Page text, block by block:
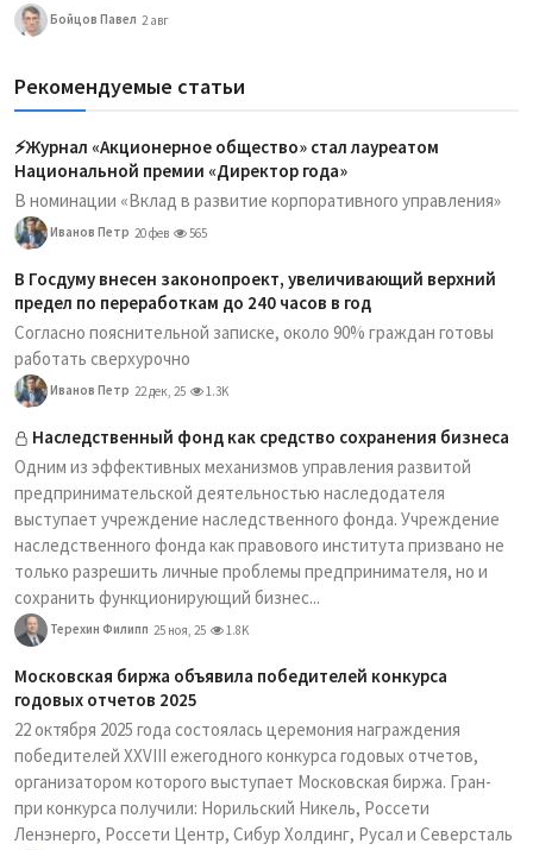
Бойцов Павел 2 авг
Рекомендуемые статьи
⚡️Журнал «Акционерное общество» стал лауреатом
Национальной премии «Директор года»
В номинации «Вклад в развитие корпоративного управления»
Иванов Петр 20 фев 565
В Госдуму внесен законопроект, увеличивающий верхний
предел по переработкам до 240 часов в год
Согласно пояснительной записке, около 90% граждан готовы
работать сверхурочно
Иванов Петр 22 дек, 25 1.3K
Наследственный фонд как средство сохранения бизнеса
Одним из эффективных механизмов управления развитой
предпринимательской деятельностью наследодателя
выступает учреждение наследственного фонда. Учреждение
наследственного фонда как правового института призвано не
только разрешить личные проблемы предпринимателя, но и
сохранить функционирующий бизнес...
Терехин Филипп 25 ноя, 25 1.8K
Московская биржа объявила победителей конкурса
годовых отчетов 2025
22 октября 2025 года состоялась церемония награждения
победителей XXVIII ежегодного конкурса годовых отчетов,
организатором которого выступает Московская биржа. Гран-
при конкурса получили: Норильский Никель, Россети
Ленэнерго, Россети Центр, Сибур Холдинг, Русал и Северсталь